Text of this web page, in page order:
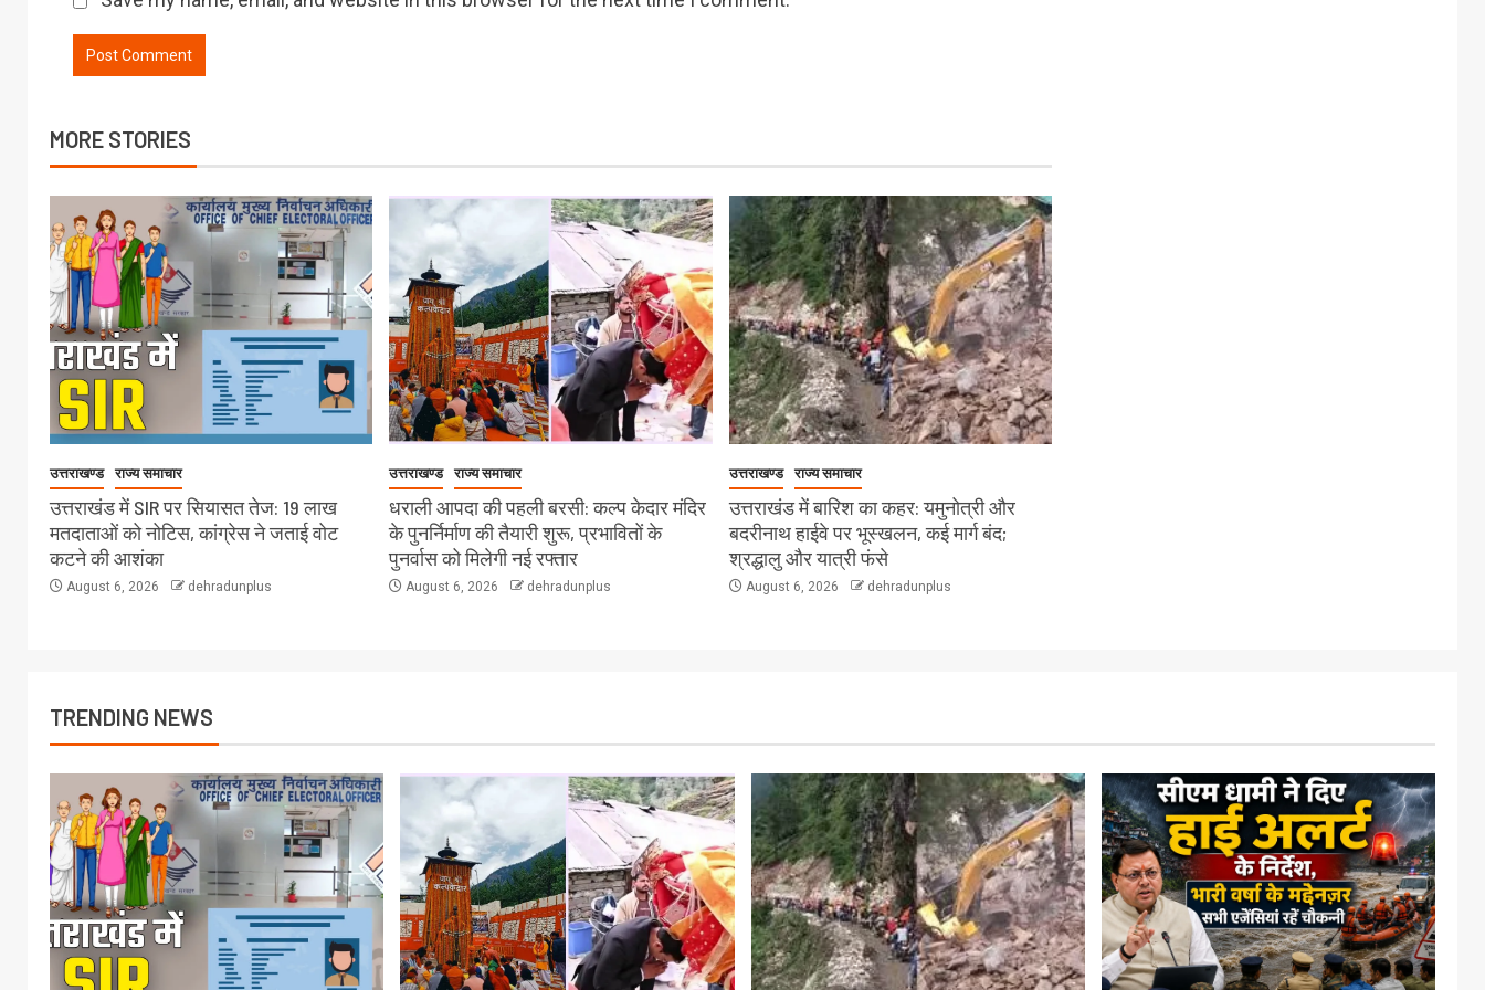
MORE STORIES
उत्तराखण्ड राज्य समाचार
उत्तराखंड में SIR पर सियासत तेज: 19 लाख
मतदाताओं को नोटिस, कांग्रेस ने जताई वोट
कटने की आशंका
August 6, 2026 dehradunplus
उत्तराखण्ड राज्य समाचार
धराली आपदा की पहली बरसी: कल्प केदार मंदिर
के पुनर्निर्माण की तैयारी शुरू, प्रभावितों के
पुनर्वास को मिलेगी नई रफ्तार
August 6, 2026 dehradunplus
उत्तराखण्ड राज्य समाचार
उत्तराखंड में बारिश का कहर: यमुनोत्री और
बदरीनाथ हाईवे पर भूस्खलन, कई मार्ग बंद;
श्रद्धालु और यात्री फंसे
August 6, 2026 dehradunplus
TRENDING NEWS